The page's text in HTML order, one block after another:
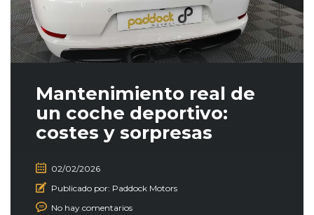
Mantenimiento real de
un coche deportivo:
costes y sorpresas
02/02/2026
Publicado por: Paddock Motors
No hay comentarios